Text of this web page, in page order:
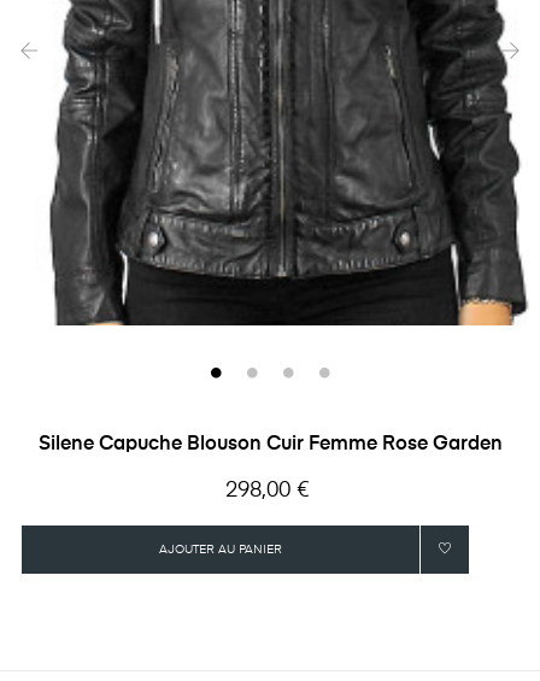
Silene Capuche Blouson Cuir Femme Rose Garden
Prix
298,00 €
AJOUTER AU PANIER